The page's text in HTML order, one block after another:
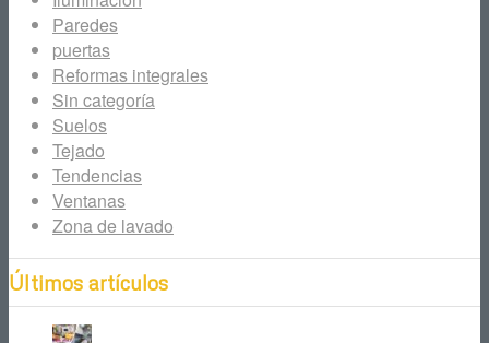
Paredes
puertas
Reformas integrales
Sin categoría
Suelos
Tejado
Tendencias
Ventanas
Zona de lavado
Últimos artículos